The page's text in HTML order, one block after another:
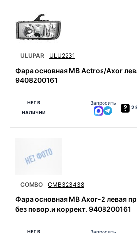
ULUPAR ULU2231
Фара основная MB Actros/Axor
9408200161
НЕТ В
НАЛИЧИИ
Запросить
2
COMBO CMB323438
Фара основная MB Axor-2 левая
без повор.и коррект. 9408200161
НЕТ В
Запросить